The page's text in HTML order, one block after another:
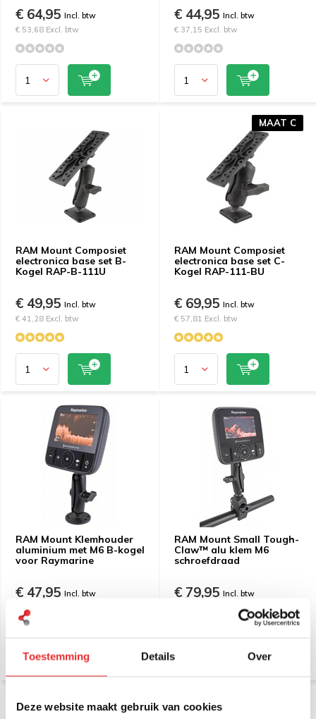
Toestemming Details Over
Deze website maakt gebruik van cookies
€ 64,95 Incl. btw
€ 53,68 Excl. btw
€ 44,95 Incl. btw
€ 37,15 Excl. btw
RAM Mount Composiet
electronica base set B-
Kogel RAP-B-111U
€ 49,95 Incl. btw
€ 41,28 Excl. btw
RAM Mount Composiet
electronica base set C-
Kogel RAP-111-BU
MAAT C
€ 69,95 Incl. btw
€ 57,81 Excl. btw
RAM Mount Klemhouder
aluminium met M6 B-kogel
voor Raymarine
€ 47,95 Incl. btw
€ 39,63 Excl. btw
RAM Mount Small Tough-
Claw™ alu klem M6
schroefdraad
€ 79,95 Incl. btw